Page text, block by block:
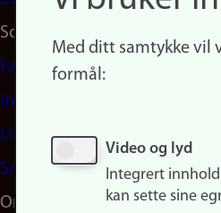
Sosiale medier
Facebook
Instagram
LinkedIn
Snapchat
Om nettstedet
Med ditt samtykke vil
formål:
Video og lyd
Integrert innhold
kan sette sine